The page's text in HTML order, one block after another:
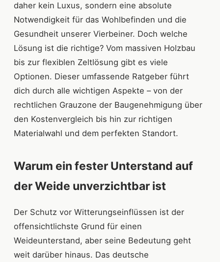
daher kein Luxus, sondern eine absolute
Notwendigkeit für das Wohlbefinden und die
Gesundheit unserer Vierbeiner. Doch welche
Lösung ist die richtige? Vom massiven Holzbau
bis zur flexiblen Zeltlösung gibt es viele
Optionen. Dieser umfassende Ratgeber führt
dich durch alle wichtigen Aspekte – von der
rechtlichen Grauzone der Baugenehmigung über
den Kostenvergleich bis hin zur richtigen
Materialwahl und dem perfekten Standort.
Warum ein fester Unterstand auf
der Weide unverzichtbar ist
Der Schutz vor Witterungseinflüssen ist der
offensichtlichste Grund für einen
Weideunterstand, aber seine Bedeutung geht
weit darüber hinaus. Das deutsche